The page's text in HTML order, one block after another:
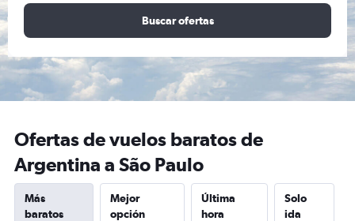
Buscar ofertas
Ofertas de vuelos baratos de
Argentina a São Paulo
Más
baratos
Mejor
opción
Última
hora
Solo
ida